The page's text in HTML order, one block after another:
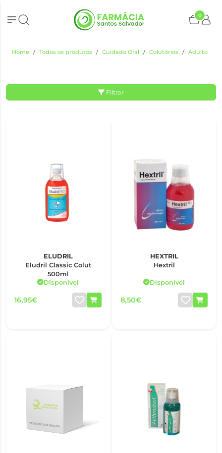
0
Home Todos os produtos Cuidado Oral Colutórios Adulto
Filtrar
ELUDRIL
Eludril Classic Colut
500ml
Disponível
16,95€
HEXTRIL
Hextril
Disponível
8,50€